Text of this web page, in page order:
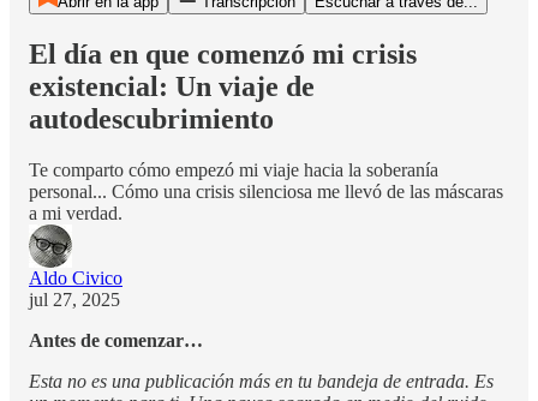
El día en que comenzó mi crisis
existencial: Un viaje de
autodescubrimiento
Te comparto cómo empezó mi viaje hacia la soberanía
personal... Cómo una crisis silenciosa me llevó de las máscaras
a mi verdad.
Aldo Civico
jul 27, 2025
Antes de comenzar…
Esta no es una publicación más en tu bandeja de entrada. Es